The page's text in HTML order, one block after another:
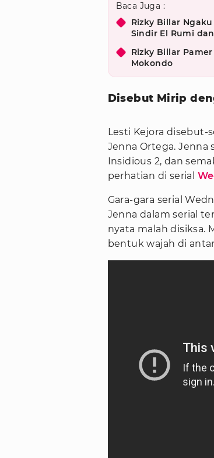
Baca Juga :
Rizky Billar
Sindir El Rumi
Rizky Billar
Mokondo
Disebut Mirip
Lesti Kejora disebut-
Jenna Ortega. Jenna
Insidious 2, dan
perhatian di serial
Gara-gara serial
Jenna dalam serial
nyata malah disiksa.
bentuk wajah di